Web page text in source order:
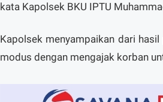
kata Kapolsek BKU IPTU
‎Kapolsek menyampaikan dari
modus dengan mengajak korban